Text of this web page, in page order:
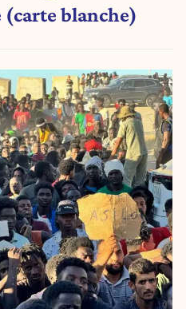
(carte blanche)